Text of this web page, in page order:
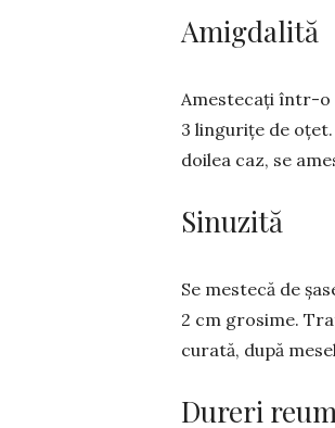
Amigdalită
Amestecați într-o
3 lingurițe de
doilea caz, se
Sinuzită
Se mestecă de
2 cm grosi­me.
curată, după
Dureri